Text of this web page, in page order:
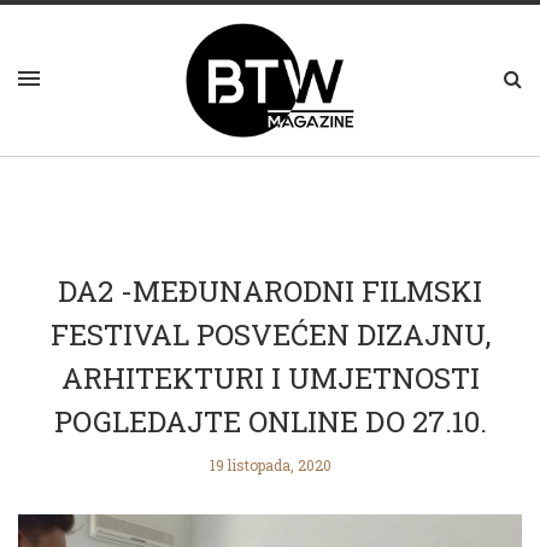
DA2 -MEĐUNARODNI FILMSKI
FESTIVAL POSVEĆEN DIZAJNU,
ARHITEKTURI I UMJETNOSTI
POGLEDAJTE ONLINE DO 27.10.
19 listopada, 2020